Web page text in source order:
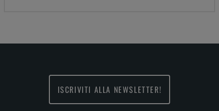
ISCRIVITI ALLA NEWSLETTER!